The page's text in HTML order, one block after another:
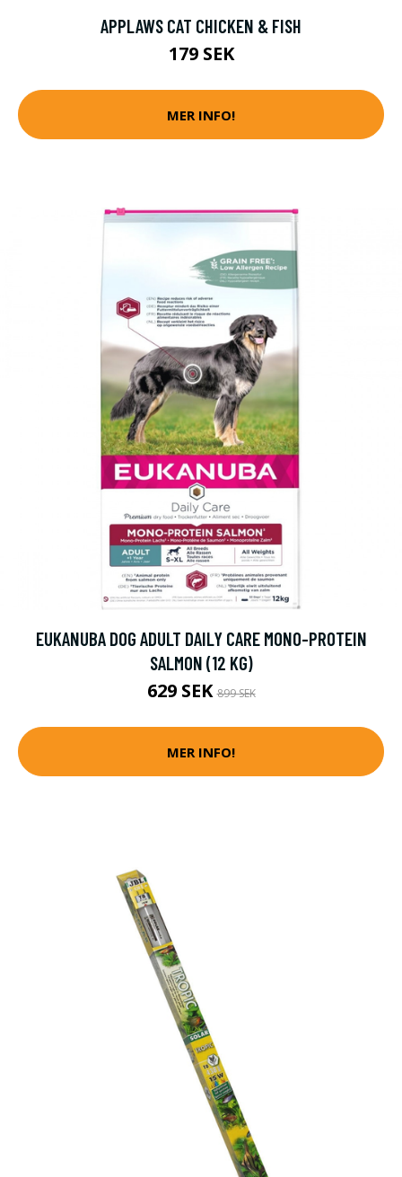
APPLAWS CAT CHICKEN & FISH
179 SEK
MER INFO!
EUKANUBA DOG ADULT DAILY CARE MONO-PROTEIN
SALMON (12 KG)
629 SEK899 SEK
MER INFO!